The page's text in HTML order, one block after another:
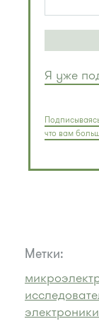
Я уже
что вам
Метки: